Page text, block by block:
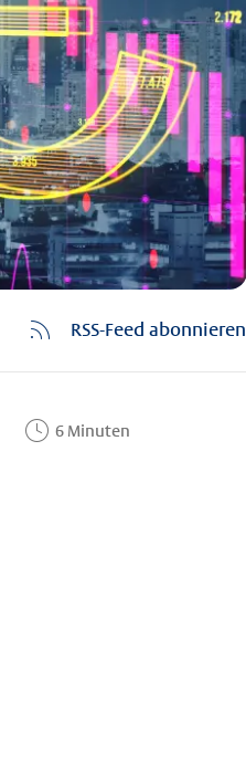
RSS-Feed abonnieren
6 Minuten